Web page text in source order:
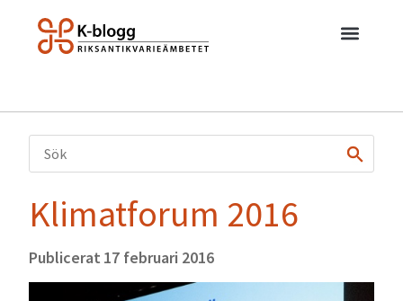
Klimatforum 2016
Publicerat 17 februari 2016